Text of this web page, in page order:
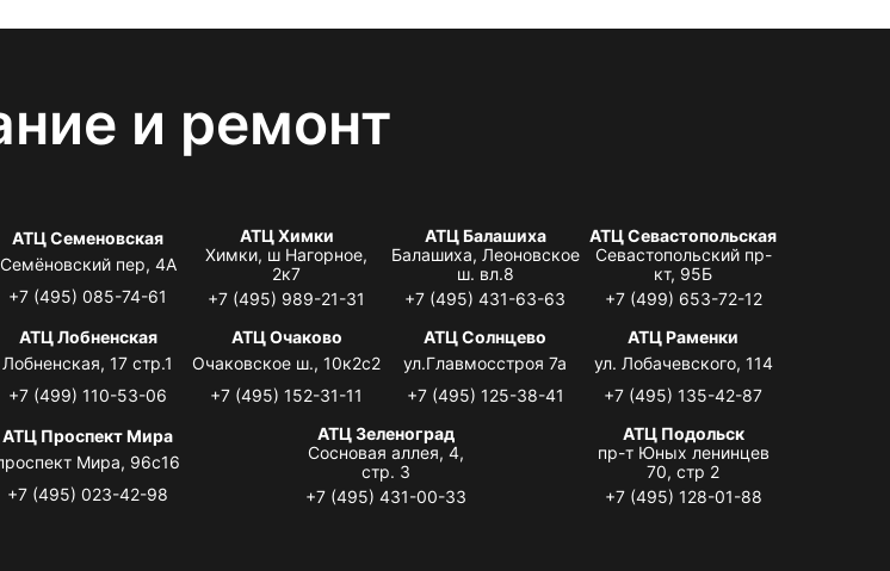
и ремонт
АТЦ Семеновская
Семёновский пер, 4А
+7 (495) 085-74-61
АТЦ Химки
Химки, ш Нагорное,
2к7
+7 (495) 989-21-31
АТЦ Балашиха
Балашиха, Леоновское
ш. вл.8
+7 (495) 431-63-63
АТЦ Севастопольская
Севастопольский пр-
кт, 95Б
+7 (499) 653-72-12
АТЦ Лобненская
Лобненская, 17 стр.1
+7 (499) 110-53-06
АТЦ Очаково
Очаковское ш., 10к2с2
+7 (495) 152-31-11
АТЦ Солнцево
ул.Главмосстроя 7а
+7 (495) 125-38-41
АТЦ Раменки
ул. Лобачевского, 114
+7 (495) 135-42-87
АТЦ Проспект Мира
Мира, 96с16
+7 (495) 023-42-98
АТЦ Зеленоград
Сосновая аллея, 4,
стр. 3
+7 (495) 431-00-33
АТЦ Подольск
пр-т Юных ленинцев
70, стр 2
+7 (495) 128-01-88